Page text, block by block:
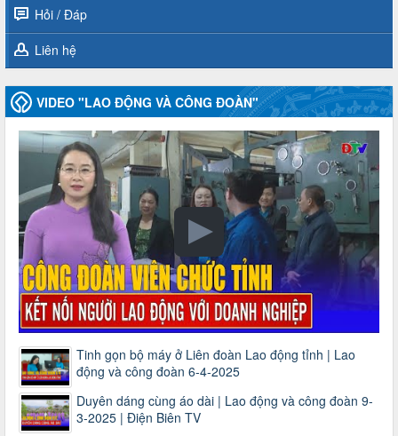
Hỏi / Đáp
Liên hệ
VIDEO "LAO ĐỘNG VÀ CÔNG ĐOÀN"
Tinh gọn bộ máy ở Liên đoàn Lao động tỉnh | Lao
động và công đoàn 6-4-2025
Duyên dáng cùng áo dài | Lao động và công đoàn 9-
3-2025 | Điện Biên TV